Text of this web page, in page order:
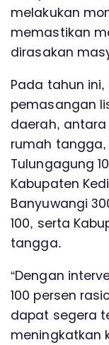
melakukan
memastikan
dirasakan
Pada tahun
pemasangan
daerah,
rumah tangga,
Tulungagung
Kabupaten
Banyuwangi
100, serta
tangga.
“Dengan
100 persen
dapat segera
meningkatkan